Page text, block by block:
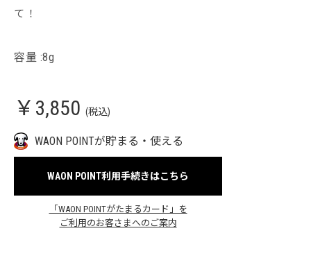
て！
容量 :8g
￥3,850 (税込)
WAON POINTが貯まる・使える
WAON POINT利用手続きはこちら
「WAON POINTがたまるカード」を
ご利用のお客さまへのご案内